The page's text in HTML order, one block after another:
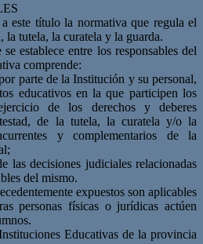
este título la normativa que regula el
la tutela, la curatela y la guarda.
establece entre los responsables del
comprende:
parte de la Institución y su personal,
educativos en la que participen los
de los derechos y deberes
de la tutela, la curatela y/o la
y complementarios de la
las decisiones judiciales relacionadas
del mismo.
expuestos son aplicables
personas físicas o jurídicas actúen
Educativas de la provincia